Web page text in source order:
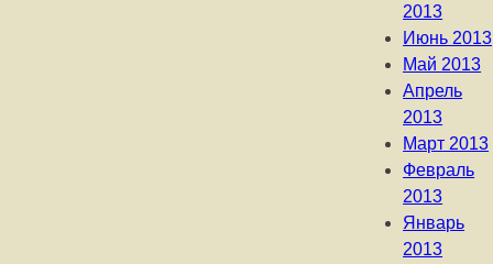
2013
Июнь 2013
Май 2013
Апрель
2013
Март 2013
Февраль
2013
Январь
2013